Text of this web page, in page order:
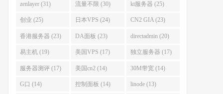
zenlayer (31) 流量不限 (30) kt服务器 (25)
创业 (25) 日本VPS (24) CN2 GIA (23)
香港服务器 (23) DA面板 (23) directadmin (20)
易主机 (19) 美国VPS (17) 独立服务器 (17)
服务器测评 (17) 美国cn2 (14) 30M带宽 (14)
G口 (14) 控制面板 (14) linode (13)